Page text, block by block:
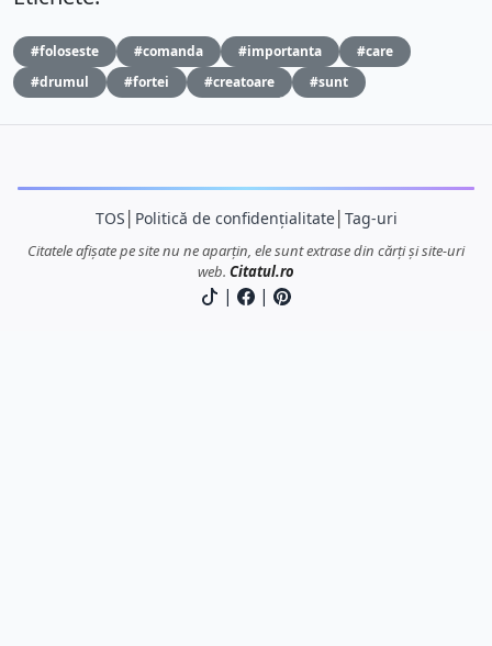
#foloseste #comanda #importanta
#care
#drumul
#fortei #creatoare #sunt
TOS Politică de confidențialitate│ Tag-uri
Citatele afișate pe site nu ne aparțin, ele sunt extrase din cărți și site-uri
web. Citatul.ro
| |